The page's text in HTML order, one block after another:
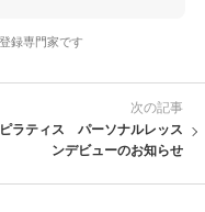
録専門家です
次の記事
ピラティス パーソナルレッス
ンデビューのお知らせ